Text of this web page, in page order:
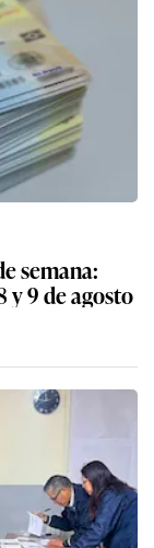
semana:
y 9 de agosto